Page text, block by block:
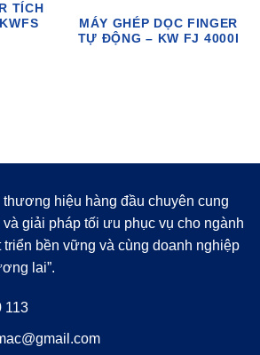
TÍCH
MÁY GHÉP DỌC FINGER
TỰ ĐỘNG – KW FJ 4000I
thương hiệu hàng đầu chuyên cung
giải pháp tối ưu phục vụ cho ngành
bền vững và cùng doanh nghiệp
lai”.
113